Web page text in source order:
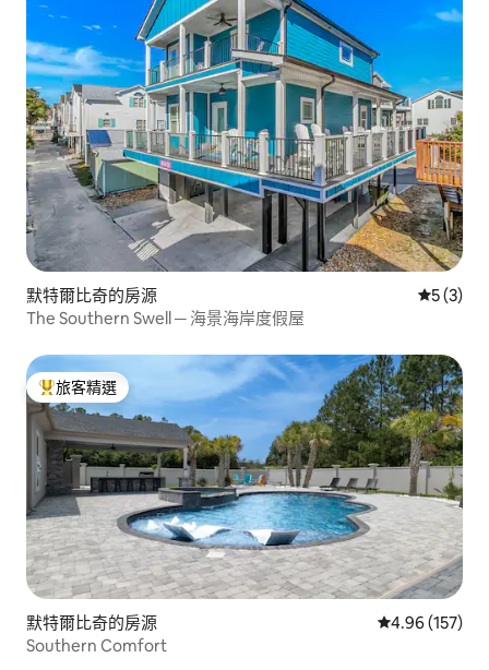
默特爾比奇的房源 從 3 則評
5 (3)
The Southern Swell ─ 海景海岸度假屋
旅客精選榜首
旅客精選
默特爾比奇的房源 從 157 則評價
4.96 (157)
Southern Comfort